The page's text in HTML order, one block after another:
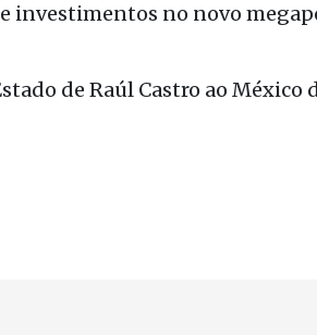
investimentos no novo
de Raúl Castro ao México